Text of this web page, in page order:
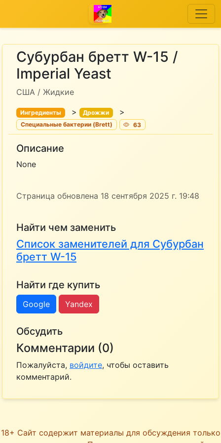
Субурбан бретт W-15 /
Imperial Yeast
США / Жидкие
Ингредиенты > Дрожжи >
Специальные бактерии (Brett) 63
Описание
None
Страница обновлена 18 сентября 2025 г. 19:48
Найти чем заменить
Список заменителей для Субурбан
бретт W-15
Найти где купить
Google Yandex
Обсудить
Комментарии (0)
Пожалуйста, войдите, чтобы оставить
комментарий.
18+ Сайт содержит материалы для обсуждения только